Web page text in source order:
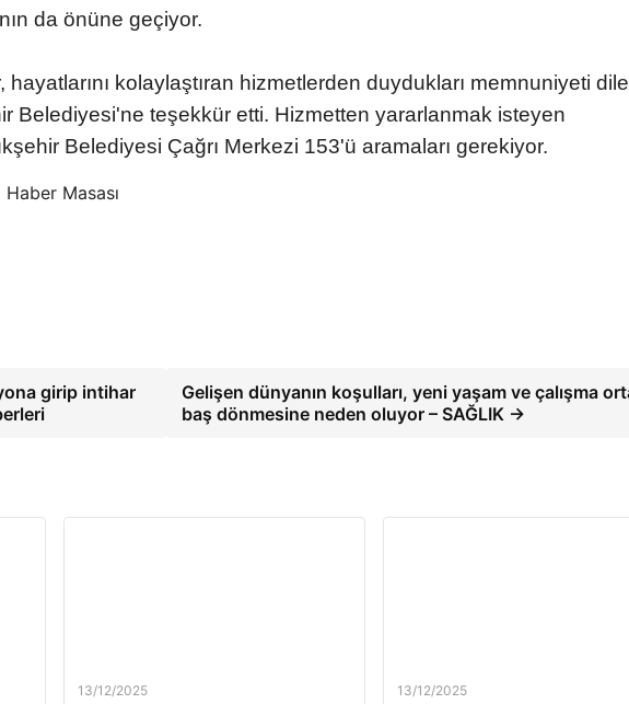
da önüne geçiyor.
kolaylaştıran hizmetlerden duydukları memnuniyeti dile
Belediyesi'ne teşekkür etti. Hizmetten yararlanmak isteyen
Belediyesi Çağrı Merkezi 153'ü aramaları gerekiyor.
Masası
girip intihar
Gelişen dünyanın koşulları, yeni yaşam ve çalışma
baş dönmesine neden oluyor – SAĞLIK →
13/12/2025 13/12/2025